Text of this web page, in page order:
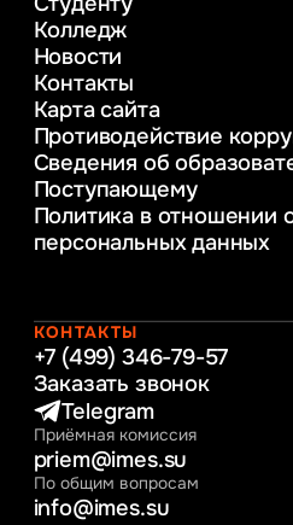
консультирование и
в образовании
Веб-дизайн
Управление
предприятия
Уголовное право
Информационные
Информационное и
обеспечение бизнес
Управление
Интернет-маркетинг
Колледж
Новости
Контакты
Карта сайта
Противодействие
Сведения об
Поступающему
Политика в отношении
персональных данных
КОНТАКТЫ
+7 (499) 346-79-57
Заказать звонок
Telegram
Приёмная комиссия
priem@imes.su
По общим вопросам
info@imes.su